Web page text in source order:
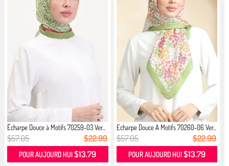
Écharpe Douce à Motifs 70259-03 Ver...
$57.05 $22.99
POUR AUJOURD HUI$13.79
Echarpe Douce A Motifs 70260-06 Ver...
$57.05 $22.99
POUR AUJOURD HUI $13.79